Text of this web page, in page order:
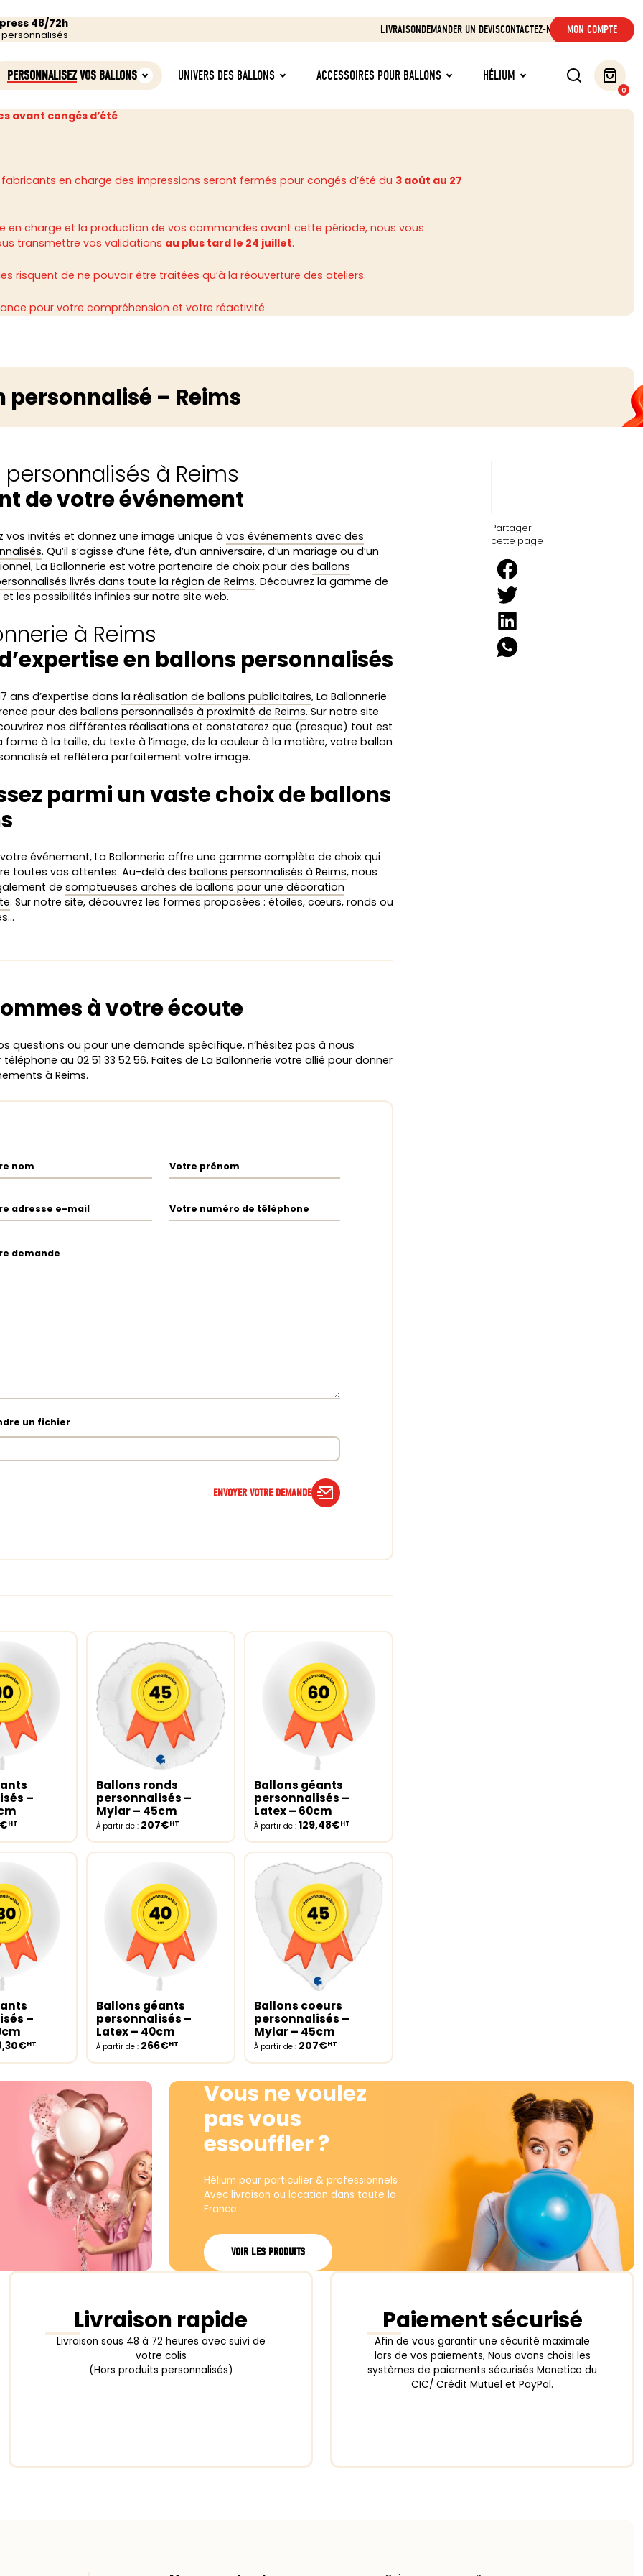
48/72h LIVRAISONDEMANDER UN DEVISCONTACTEZ-NOUS MON COMPTE
PERSONNALISEZVOS BALLONS UNIVERS DES BALLONS ACCESSOIRES POUR BALLONS HÉLIUM
0
avant congés d’été
en charge des impressions seront fermés pour congés d’été du 3 août au 27
en charge et la production de vos commandes avant cette période, nous vous
transmettre vos validations au plus tard le 24 juillet.
risquent de ne pouvoir être traitées qu’à la réouverture des ateliers.
pour votre compréhension et votre réactivité.
personnalisé – Reims
personnalisés à Reims
de votre événement
vos invités et donnez une image unique à vos événements avec des
. Qu’il s’agisse d’une fête, d’un anniversaire, d’un mariage ou d’un
La Ballonnerie est votre partenaire de choix pour des ballons
livrés dans toute la région de Reims. Découvrez la gamme de
les possibilités infinies sur notre site web.
à Reims
d’expertise en ballons personnalisés
ans d’expertise dans la réalisation de ballons publicitaires, La Ballonnerie
pour des ballons personnalisés à proximité de Reims. Sur notre site
nos différentes réalisations et constaterez que (presque) tout est
forme à la taille, du texte à l’image, de la couleur à la matière, votre ballon
et reflétera parfaitement votre image.
parmi un vaste choix de ballons
événement, La Ballonnerie offre une gamme complète de choix qui
toutes vos attentes. Au-delà des ballons personnalisés à Reims, nous
de somptueuses arches de ballons pour une décoration
. Sur notre site, découvrez les formes proposées : étoiles, cœurs, ronds ou
à votre écoute
questions ou pour une demande spécifique, n’hésitez pas à nous
au 02 51 33 52 56. Faites de La Ballonnerie votre allié pour donner
à Reims.
nom Votre prénom
adresse e-mail Votre numéro de téléphone
demande
un fichier
ENVOYER VOTRE DEMANDE
–
HT
Select options
Ballons ronds
personnalisés –
Mylar – 45cm
À partir de : 207€HT
Select options
Ballons géants
personnalisés –
Latex – 60cm
À partir de : 129,48€HT
–
HT
Select options
Ballons géants
personnalisés –
Latex – 40cm
À partir de : 266€HT
Select options
Ballons coeurs
personnalisés –
Mylar – 45cm
À partir de : 207€HT
Partager
cette page
Vous ne voulez
pas vous
essouffler ?
Hélium pour particulier & professionnels
Avec livraison ou location dans toute la
France
VOIR LES PRODUITS
Livraison rapide
Livraison sous 48 à 72 heures avec suivi de
votre colis
(Hors produits personnalisés)
Paiement sécurisé
Afin de vous garantir une sécurité maximale
lors de vos paiements, Nous avons choisi les
systèmes de paiements sécurisés Monetico du
CIC/ Crédit Mutuel et PayPal.